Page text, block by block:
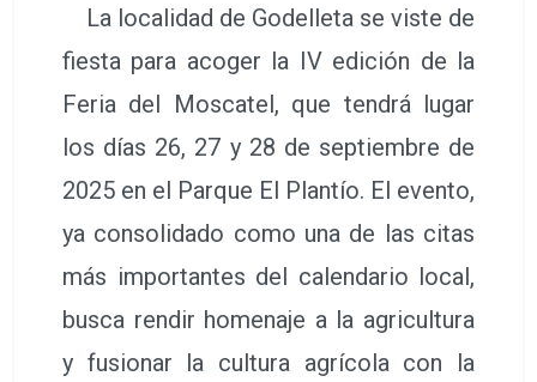
La localidad de Godelleta se viste de
fiesta para acoger la IV edición de la
Feria del Moscatel, que tendrá lugar
los días 26, 27 y 28 de septiembre de
2025 en el Parque El Plantío. El evento,
ya consolidado como una de las citas
más importantes del calendario local,
busca rendir homenaje a la agricultura
y fusionar la cultura agrícola con la